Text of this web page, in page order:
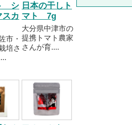
シ
スカ
市・
培さ
日本の干しト
マト 7g
大分県中津市の
提携トマト農家
さんが育....